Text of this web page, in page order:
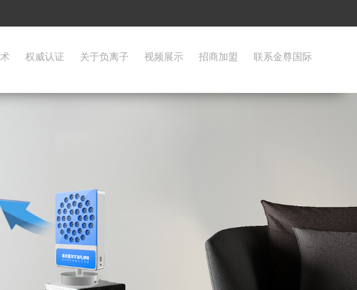
权威认证 关于负离子 视频展示 招商加盟 联系金尊国际